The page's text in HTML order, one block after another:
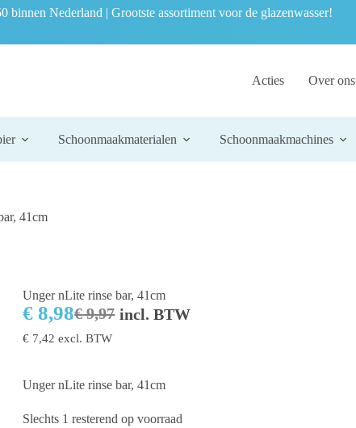
binnen Nederland | Grootste assortiment voor de glazenwasser!
Acties Over ons
Schoonmaakmaterialen Schoonmaakmachines
41cm
Unger nLite rinse bar, 41cm
€9,97
€ 8,98 incl. BTW
€ 7,42 excl. BTW
Unger nLite rinse bar, 41cm
Slechts 1 resterend op voorraad